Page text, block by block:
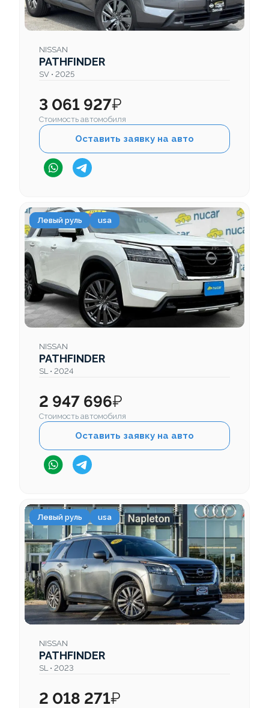
NISSAN
PATHFINDER
SV • 2025
3 061 927₽
Стоимость автомобиля
Оставить заявку на авто
Левый руль usa
NISSAN
PATHFINDER
SL • 2024
2 947 696₽
Стоимость автомобиля
Оставить заявку на авто
Левый руль usa
NISSAN
PATHFINDER
SL • 2023
2 018 271₽